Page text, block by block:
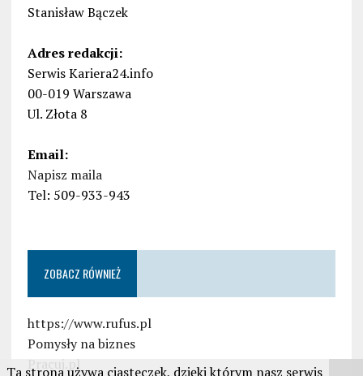
Stanisław Bączek
Adres redakcji:
Serwis Kariera24.info
00-019 Warszawa
Ul. Złota 8
Email:
Napisz maila
Tel: 509-933-943
ZOBACZ RÓWNIEŻ
https://www.rufus.pl
Pomysły na biznes
Pracuj.pl
Ta strona używa ciasteczek, dzięki którym nasz serwis